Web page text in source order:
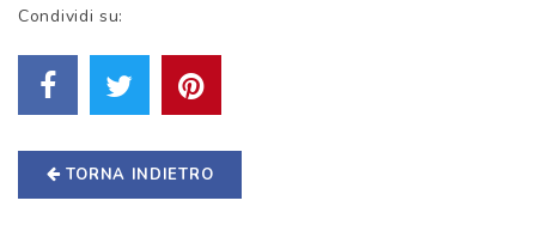
Condividi su:
TORNA INDIETRO